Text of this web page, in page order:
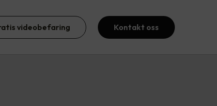
videobefaring Kontakt oss